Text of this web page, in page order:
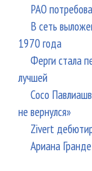
РАО
В сеть
1970 года
Ферги стала
лучшей
Сосо
не вернулся»
Zivert
Ариана